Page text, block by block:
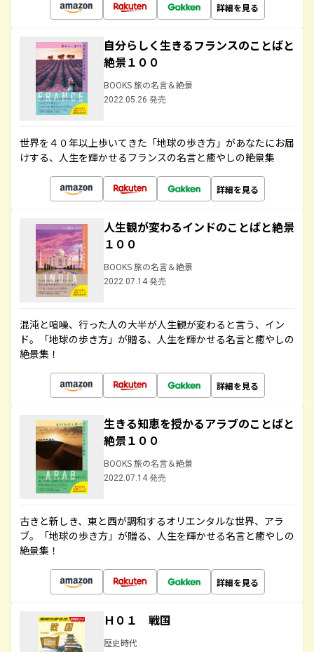
詳細を見る
自分らしく生きるフランスのことばと
絶景１００
BOOKS 旅の名言＆絶景
2022.05.26 発売
世界を４０年以上歩いてきた「地球の歩き方」があなたにお届
けする、人生を輝かせるフランスの名言と癒やしの絶景集
詳細を見る
人生観が変わるインドのことばと絶景
１００
BOOKS 旅の名言＆絶景
2022.07.14 発売
混沌と喧噪、行った人の大半が人生観が変わると言う、イン
ド。「地球の歩き方」が贈る、人生を輝かせる名言と癒やしの
絶景集！
詳細を見る
生きる知恵を授かるアラブのことばと
絶景１００
BOOKS 旅の名言＆絶景
2022.07.14 発売
古きと新しき、東と西が調和するオリエンタルな世界、アラ
ブ。「地球の歩き方」が贈る、人生を輝かせる名言と癒やしの
絶景集！
詳細を見る
Ｈ０１ 戦国
歴史時代